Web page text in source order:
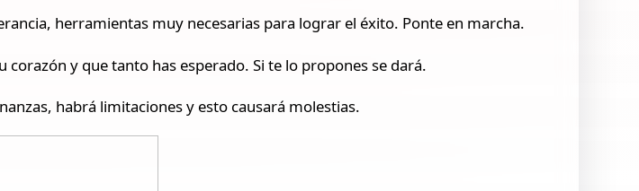
herramientas muy necesarias para lograr el éxito. Ponte en marcha.
y que tanto has esperado. Si te lo propones se dará.
habrá limitaciones y esto causará molestias.